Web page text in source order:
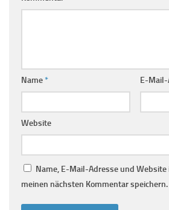
Name* E-
Website
Name, E-Mail-Adresse und
meinen nächsten Kommentar speichern.